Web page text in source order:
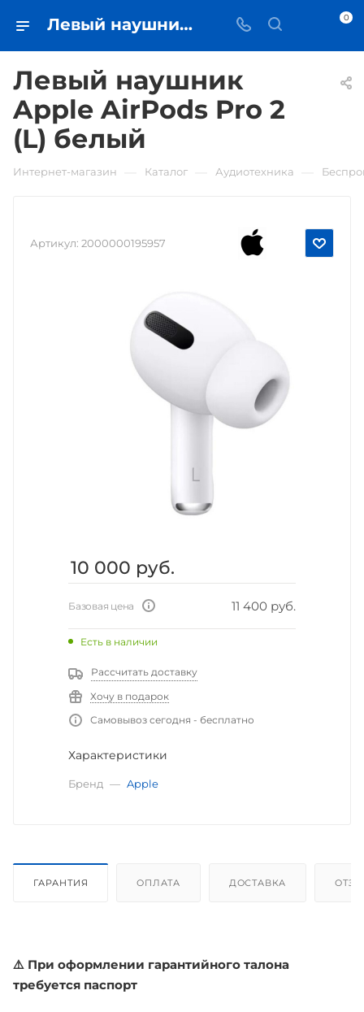
Левый наушник Apple AirPods Pro 2 (L) белый • купить в Самаре - iЧехол 0
Левый наушник
Apple AirPods Pro 2
(L) белый
Интернет-магазин Каталог Аудиотехника
Артикул: 2000000195957
10 000 руб.
Базовая цена 11 400 руб.
Есть в наличии
Рассчитать доставку
Хочу в подарок
Самовывоз сегодня - бесплатно
Характеристики
Бренд — Apple
ГАРАНТИЯ ОПЛАТА ДОСТАВКА
⚠️ При оформлении гарантийного талона
требуется паспорт